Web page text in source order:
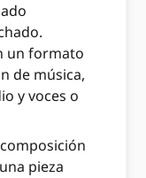
un formato
de música,
y voces o
pieza